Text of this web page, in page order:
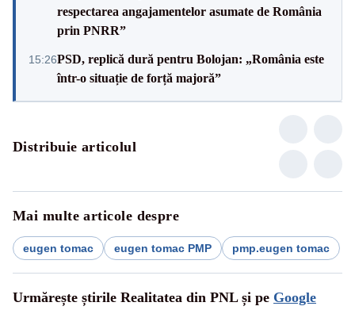
respectarea angajamentelor asumate de România
prin PNRR”
15:26PSD, replică dură pentru Bolojan: „România este
într-o situație de forță majoră”
Distribuie articolul
Mai multe articole despre
eugen tomac eugen tomac PMP pmp.eugen tomac
Urmărește știrile Realitatea din PNL și pe Google